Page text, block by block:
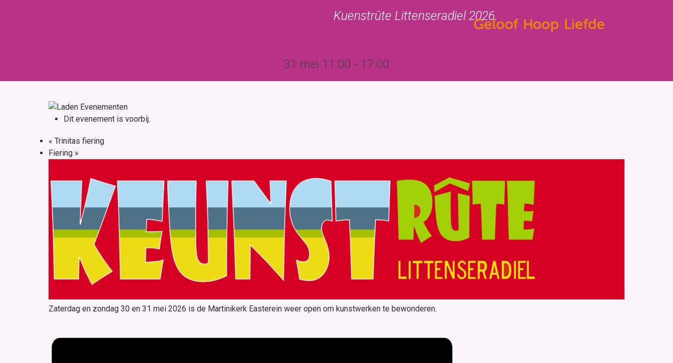
Kuenstrûte Littenseradiel 2026.
31 mei 11:00 - 17:00
Dit evenement is voorbij.
« Trinitas fiering
Fiering »
Zaterdag en zondag 30 en 31 mei 2026 is de Martinikerk Easterein weer open om kunstwerken te bewonderen.